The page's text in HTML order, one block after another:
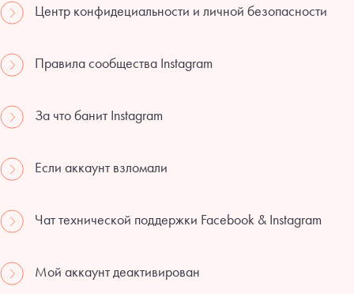
Центр конфидециальности и личной безопасности
Правила сообщества Instagram
За что банит Instagram
Если аккаунт взломали
Чат технической поддержки Facebook & Instagram
Мой аккаунт деактивирован